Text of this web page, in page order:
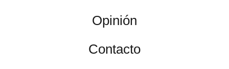
Opinión
Contacto